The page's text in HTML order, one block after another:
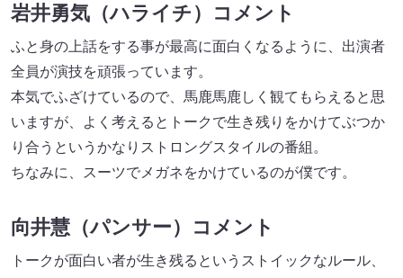
岩井勇気（ハライチ）コメント
ふと身の上話をする事が最高に面白くなるように、出演者
全員が演技を頑張っています。
本気でふざけているので、馬鹿馬鹿しく観てもらえると思
いますが、よく考えるとトークで生き残りをかけてぶつか
り合うというかなりストロングスタイルの番組。
ちなみに、スーツでメガネをかけているのが僕です。
向井慧（パンサー）コメント
トークが面白い者が生き残るというストイックなルール、